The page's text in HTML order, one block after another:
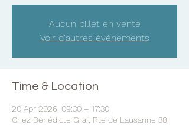
Aucun billet en vente
Voir d'autres événements
Time & Location
20 Apr 2026, 09:30 – 17:30
Chez Bénédicte Graf, Rte de Lausanne 38,